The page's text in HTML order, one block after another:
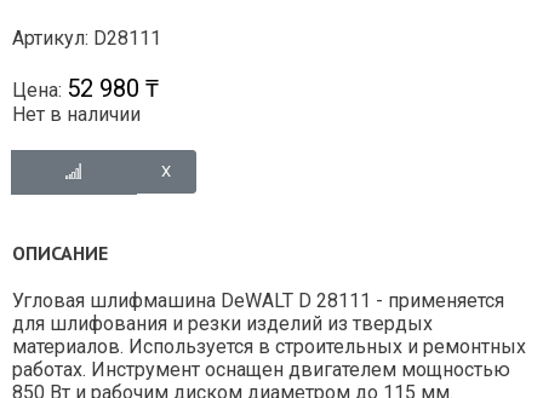
Артикул: D28111
Цена: 52 980 ₸
Нет в наличии
ОПИСАНИЕ
Угловая шлифмашина DeWALT D 28111 - применяется
для шлифования и резки изделий из твердых
материалов. Используется в строительных и ремонтных
работах. Инструмент оснащен двигателем мощностью
850 Вт и рабочим диском диаметром до 115 мм.